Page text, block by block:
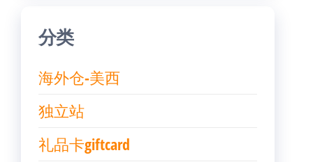
分类
海外仓-美西
独立站
礼品卡giftcard